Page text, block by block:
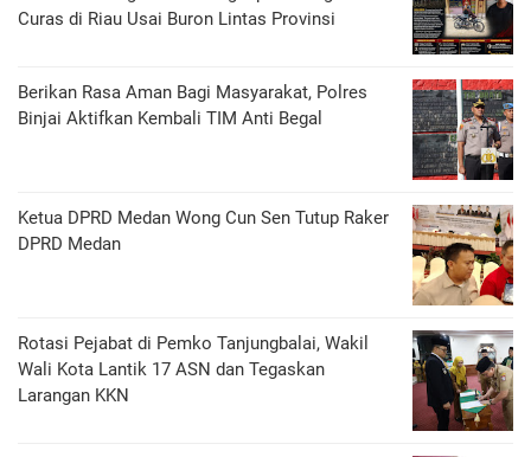
Curas di Riau Usai Buron Lintas Provinsi
Berikan Rasa Aman Bagi Masyarakat, Polres
Binjai Aktifkan Kembali TIM Anti Begal
Ketua DPRD Medan Wong Cun Sen Tutup Raker
DPRD Medan
Rotasi Pejabat di Pemko Tanjungbalai, Wakil
Wali Kota Lantik 17 ASN dan Tegaskan
Larangan KKN